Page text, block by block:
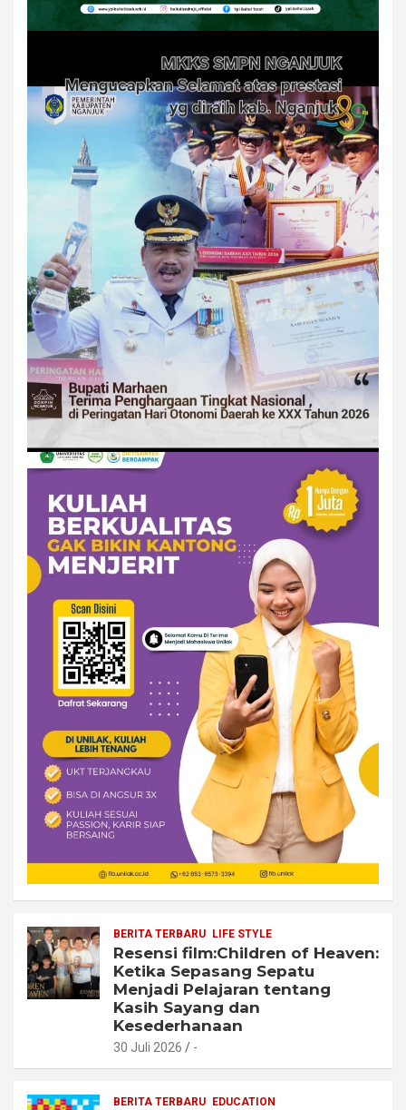
BERITA TERBARU LIFE STYLE
Resensi film:Children of Heaven:
Ketika Sepasang Sepatu
Menjadi Pelajaran tentang
Kasih Sayang dan
Kesederhanaan
30 Juli 2026 -
BERITA TERBARU EDUCATION